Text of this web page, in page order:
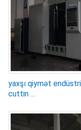
yaxşı qiymət
cuttin ...